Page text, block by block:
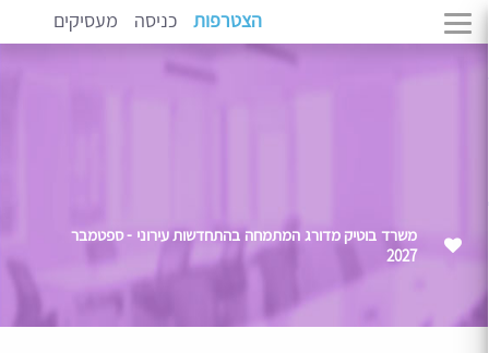
הצטרפות כניסה מעסיקים
משרד בוטיק מדורג המתמחה בהתחדשות עירוני - ספטמבר
2027